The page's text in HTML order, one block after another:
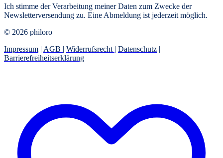
Ich stimme der Verarbeitung meiner Daten zum Zwecke der
Newsletterversendung zu. Eine Abmeldung ist jederzeit möglich.
© 2026 philoro
Impressum | AGB | Widerrufsrecht | Datenschutz |
Barrierefreiheitserklärung